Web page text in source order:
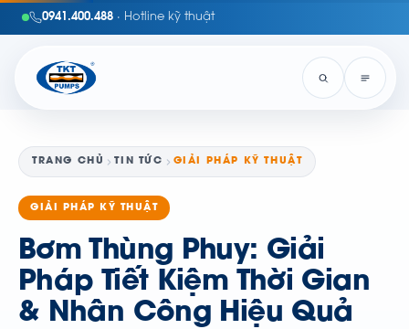
0941.400.488 · Hotline kỹ thuật
TRANG CHỦ TIN TỨC GIẢI PHÁP KỸ THUẬT
GIẢI PHÁP KỸ THUẬT
Bơm Thùng Phuy: Giải
Pháp Tiết Kiệm Thời Gian
& Nhân Công Hiệu Quả